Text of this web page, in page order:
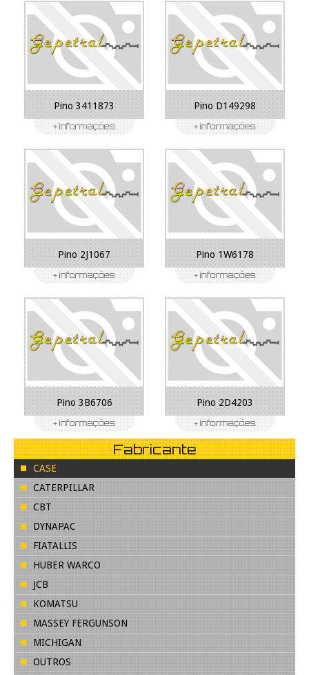
Pino 3411873 Pino D149298
Pino 2J1067 Pino 1W6178
Pino 3B6706 Pino 2D4203
Fabricante
CASE
CATERPILLAR
CBT
DYNAPAC
FIATALLIS
HUBER WARCO
JCB
KOMATSU
MASSEY FERGUNSON
MICHIGAN
OUTROS